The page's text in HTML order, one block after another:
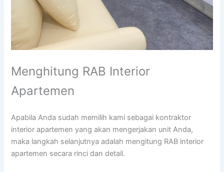
Menghitung RAB Interior
Apartemen
Apabila Anda sudah memilih kami sebagai kontraktor
interior apartemen yang akan mengerjakan unit Anda,
maka langkah selanjutnya adalah mengitung RAB interior
apartemen secara rinci dan detail.